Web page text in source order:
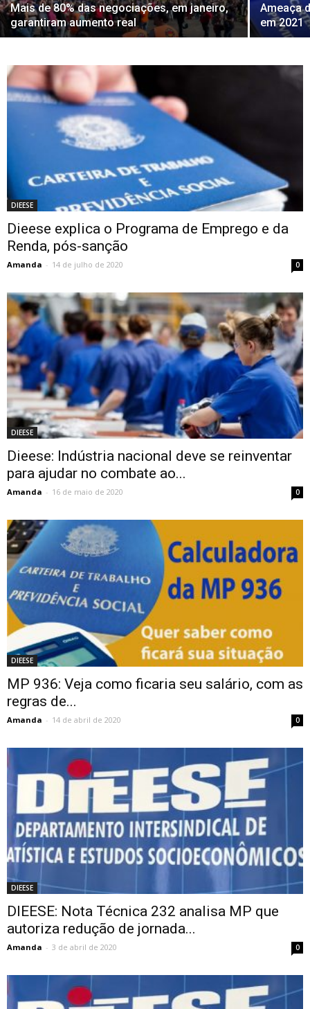
Mais de 80% das negociações, em janeiro,
garantiram aumento real
Ameaça
em 2021
DIEESE
Dieese explica o Programa de Emprego e da
Renda, pós-sanção
Amanda - 14 de julho de 2020 0
DIEESE
Dieese: Indústria nacional deve se reinventar
para ajudar no combate ao...
Amanda - 16 de maio de 2020 0
DIEESE
MP 936: Veja como ficaria seu salário, com as
regras de...
Amanda - 14 de abril de 2020 0
DIEESE
DIEESE: Nota Técnica 232 analisa MP que
autoriza redução de jornada...
Amanda - 3 de abril de 2020 0